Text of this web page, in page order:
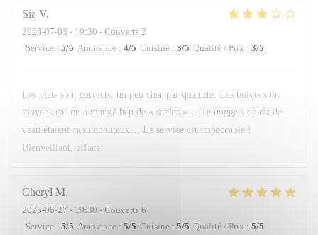
Sia V
2026-07-03 - 19:30 - Couverts 2
Service : 5/5 Ambiance : 4/5 Cuisine : 3/5 Qualité / Prix : 3/5
Les plats sont corrects, un peu cher par quantité. Les bulots sont
moyens car on a mangé bcp de « sables »… Le nuggets de riz de
veau étaient caoutchouteux… Le service est impeccable !
Bienveillant, efface!
Cheryl M
2026-06-27 - 19:30 - Couverts 6
Service : 5/5 Ambiance : 5/5 Cuisine : 5/5 Qualité / Prix : 5/5